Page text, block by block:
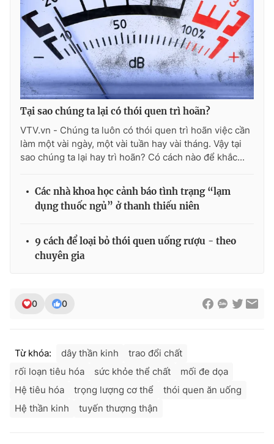
Tại sao chúng ta lại có thói quen trì hoãn?
VTV.vn - Chúng ta luôn có thói quen trì hoãn việc cần
làm một vài ngày, một vài tuần hay vài tháng. Vậy tại
sao chúng ta lại hay trì hoãn? Có cách nào để khắc...
Các nhà khoa học cảnh báo tình trạng “lạm
dụng thuốc ngủ” ở thanh thiếu niên
9 cách để loại bỏ thói quen uống rượu - theo
chuyên gia
0 0
Từ khóa: dây thần kinh
trao đổi chất
rối loạn tiêu hóa
sức khỏe thể chất
mối đe dọa
Hệ tiêu hóa
trọng lượng cơ thể
thói quen ăn uống
Hệ thần kinh
tuyến thượng thận